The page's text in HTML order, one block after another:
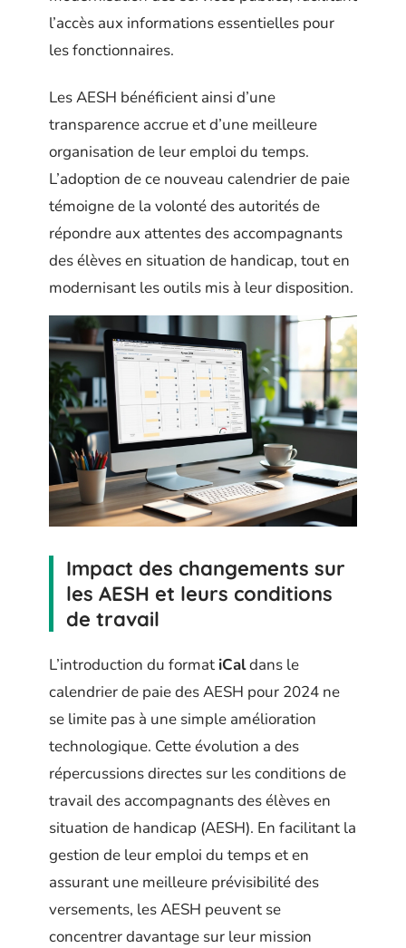
l’accès aux informations essentielles pour
les fonctionnaires.
Les AESH bénéficient ainsi d’une
transparence accrue et d’une meilleure
organisation de leur emploi du temps.
L’adoption de ce nouveau calendrier de paie
témoigne de la volonté des autorités de
répondre aux attentes des accompagnants
des élèves en situation de handicap, tout en
modernisant les outils mis à leur disposition.
Impact des changements sur
les AESH et leurs conditions
de travail
L’introduction du format iCaldans le
calendrier de paie des AESH pour 2024 ne
se limite pas à une simple amélioration
technologique. Cette évolution a des
répercussions directes sur les conditions de
travail des accompagnants des élèves en
situation de handicap (AESH). En facilitant la
gestion de leur emploi du temps et en
assurant une meilleure prévisibilité des
versements, les AESH peuvent se
concentrer davantage sur leur mission